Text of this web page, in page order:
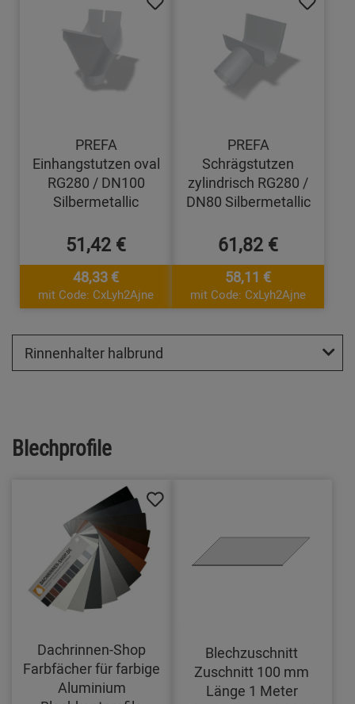
PREFA
Einhangstutzen oval
RG280 / DN100
Silbermetallic
51,42 €
48,33 €
mit Code: CxLyh2Ajne
PREFA
Schrägstutzen
zylindrisch RG280 /
DN80 Silbermetallic
61,82 €
58,11 €
mit Code: CxLyh2Ajne
Rinnenhalter halbrund
Blechprofile
Dachrinnen-Shop
Farbfächer für farbige
Aluminium
Blechzuschnitt
Zuschnitt 100 mm
Länge 1 Meter